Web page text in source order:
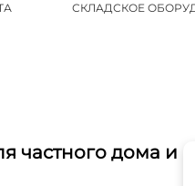
СКЛАДСКОЕ
частного дома и